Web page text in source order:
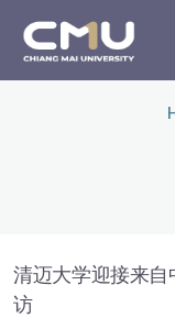
清迈大学迎接来
访